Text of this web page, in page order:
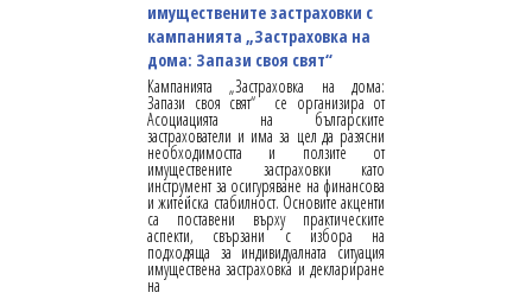
имуществените застраховки с
кампанията „Застраховка на
дома: Запази своя свят“
Кампанията „Застраховка на дома:
Запази своя свят“ се организира от
Асоциацията на българските
застрахователи и има за цел да разясни
необходимостта и ползите от
имуществените застраховки като
инструмент за осигуряване на финансова
и житейска стабилност. Основите акценти
са поставени върху практическите
аспекти, свързани с избора на
подходяща за индивидуалната ситуация
имуществена застраховка и деклариране
на